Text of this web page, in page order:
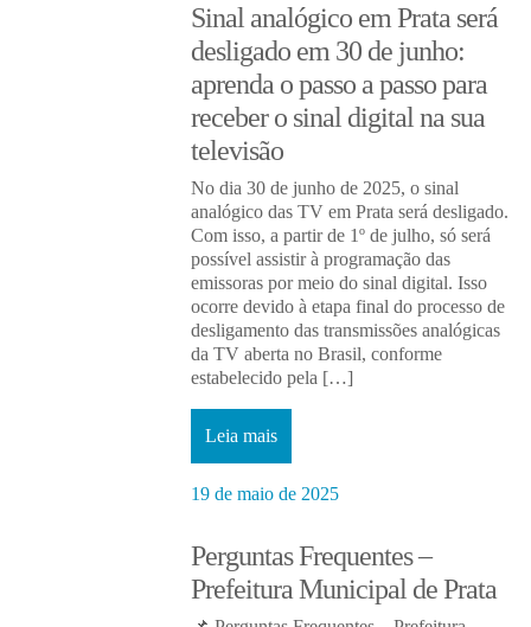
Sinal analógico em Prata será
desligado em 30 de junho:
aprenda o passo a passo para
receber o sinal digital na sua
televisão
No dia 30 de junho de 2025, o sinal
analógico das TV em Prata será desligado.
Com isso, a partir de 1º de julho, só será
possível assistir à programação das
emissoras por meio do sinal digital. Isso
ocorre devido à etapa final do processo de
desligamento das transmissões analógicas
da TV aberta no Brasil, conforme
estabelecido pela […]
Leia mais
19 de maio de 2025
Perguntas Frequentes –
Prefeitura Municipal de Prata